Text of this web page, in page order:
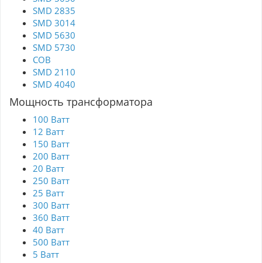
SMD 2835
SMD 3014
SMD 5630
SMD 5730
COB
SMD 2110
SMD 4040
Мощность трансформатора
100 Ватт
12 Ватт
150 Ватт
200 Ватт
20 Ватт
250 Ватт
25 Ватт
300 Ватт
360 Ватт
40 Ватт
500 Ватт
5 Ватт